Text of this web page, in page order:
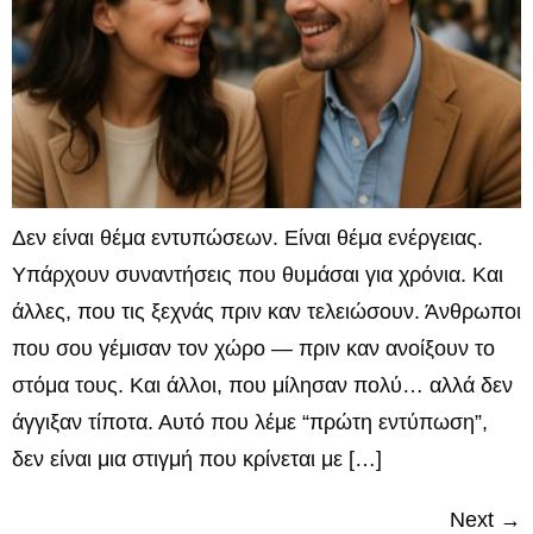
Δεν είναι θέμα εντυπώσεων. Είναι θέμα ενέργειας.
Υπάρχουν συναντήσεις που θυμάσαι για χρόνια. Και
άλλες, που τις ξεχνάς πριν καν τελειώσουν. Άνθρωποι
που σου γέμισαν τον χώρο — πριν καν ανοίξουν το
στόμα τους. Και άλλοι, που μίλησαν πολύ… αλλά δεν
άγγιξαν τίποτα. Αυτό που λέμε “πρώτη εντύπωση”,
δεν είναι μια στιγμή που κρίνεται με […]
Next →